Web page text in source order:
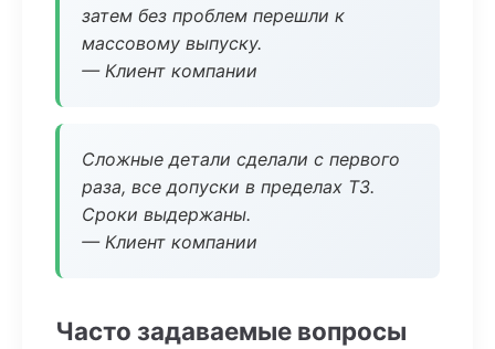
затем без проблем перешли к
массовому выпуску.
— Клиент компании
Сложные детали сделали с первого
раза, все допуски в пределах ТЗ.
Сроки выдержаны.
— Клиент компании
Часто задаваемые вопросы